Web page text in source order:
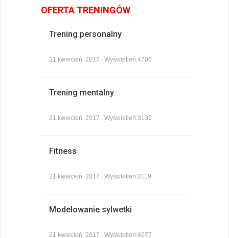
OFERTA TRENINGÓW
Trening personalny
21 kwiecień, 2017 | Wyświetleń:4706
Trening mentalny
21 kwiecień, 2017 | Wyświetleń:3139
Fitness
21 kwiecień, 2017 | Wyświetleń:3119
Modelowanie sylwetki
21 kwiecień, 2017 | Wyświetleń:4077